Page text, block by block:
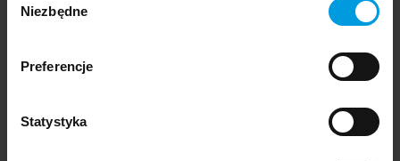
oferowanych na naszej stronie, w tym m.in. z
zgody
Niezbędne
Preferencje
Statystyka
dr